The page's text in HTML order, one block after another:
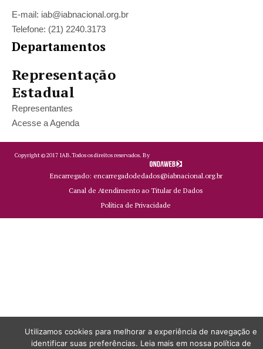
E-mail: iab@iabnacional.org.br
Telefone: (21) 2240.3173
Departamentos
Representação
Estadual
Representantes
Acesse a Agenda
Copyright ©2017 IAB.Todos os direitos reservados. By
Encarregado: encarregadodedados@iabnacional.org.br
Canal de Atendimento ao Titular de Dados
Política de Privacidade
Utilizamos cookies para melhorar a experiência de navegação e
identificar suas preferências. Leia mais em nossa política de